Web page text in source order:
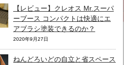
【レビュー】クレオス Mr.スーパ
ーブース コンパクトは快適にエ
アブラシ塗装できるのか？
2020年9月27日
ねんどろいどの自立と省スペース